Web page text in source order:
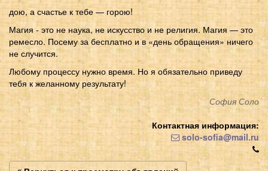
дою, а счастье к тебе — горою!
Магия - это не наука, не искусство и не религия. Магия — это
ремесло. Посему за бесплатно и в «день обращения» ничего
не случится.
Любому процессу нужно время. Но я обязательно приведу
тебя к желанному результату!
София Соло
Контактная информация:
solo-sofia@mail.ru